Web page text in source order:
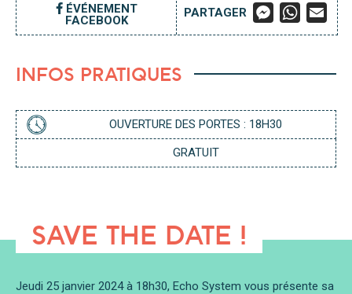
ÉVÉNEMENT
FACEBOOK
PARTAGER
M
E
S
N
R
W
H
A
A
M
A
INFOS PRATIQUES
OUVERTURE DES PORTES : 18H30
GRATUIT
SAVE THE DATE !
Jeudi 25 janvier 2024 à 18h30, Echo System vous présente sa